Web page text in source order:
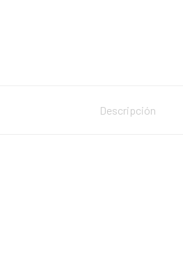
Descripción